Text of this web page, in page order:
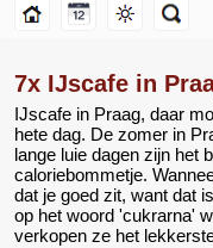
7x IJscafe in
IJscafe in Praag, daar
hete dag. De zomer in
lange luie dagen zijn het
caloriebommetje.
dat je goed zit, want dat
op het woord 'cukrarna'
verkopen ze het